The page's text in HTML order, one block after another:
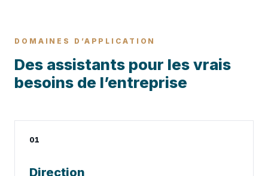
DOMAINES D’APPLICATION
Des assistants pour les vrais
besoins de l’entreprise
01
Direction